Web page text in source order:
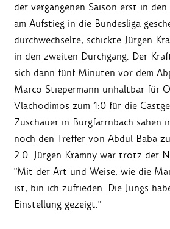
der vergangenen Saison erst in
am Aufstieg in die Bundesliga
durchwechselte, schickte Jürgen
in den zweiten Durchgang. Der
sich dann fünf Minuten vor dem
Marco Stiepermann unhaltbar für
Vlachodimos zum 1:0 für die
Zuschauer in Burgfarrnbach sahen
noch den Treffer von Abdul Baba
2:0. Jürgen Kramny war trotz der
"Mit der Art und Weise, wie die
ist, bin ich zufrieden. Die Jungs
Einstellung gezeigt."